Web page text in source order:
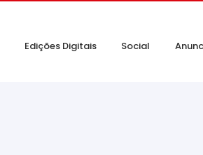
Edições Digitais Social